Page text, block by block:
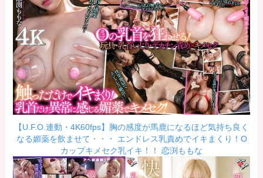
【U.F.O.連動・4K60fps】胸の感度が馬鹿になるほど気持ち良く
なる媚薬を飲ませて・・・ エンドレス乳責めでイキまくり！O
カップキメセク乳イキ！！ 恋渕ももな